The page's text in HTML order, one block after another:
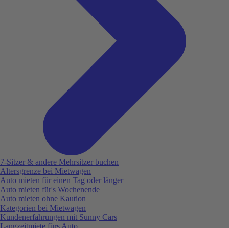
7-Sitzer & andere Mehrsitzer buchen
Altersgrenze bei Mietwagen
Auto mieten für einen Tag oder länger
Auto mieten für's Wochenende
Auto mieten ohne Kaution
Kategorien bei Mietwagen
Kundenerfahrungen mit Sunny Cars
Langzeitmiete fürs Auto